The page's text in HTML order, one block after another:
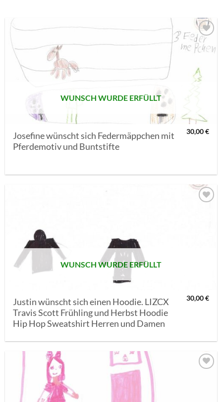
AUF MEINE
MERKLISTE
WUNSCH WURDE ERFÜLLT
Josefine wünscht sich Federmäppchen mit
Pferdemotiv und Buntstifte
30,00€
WUNSCH WURDE ERFÜLLT
Justin wünscht sich einen Hoodie. LIZCX
Travis Scott Frühling und Herbst Hoodie
Hip Hop Sweatshirt Herren und Damen
30,00€